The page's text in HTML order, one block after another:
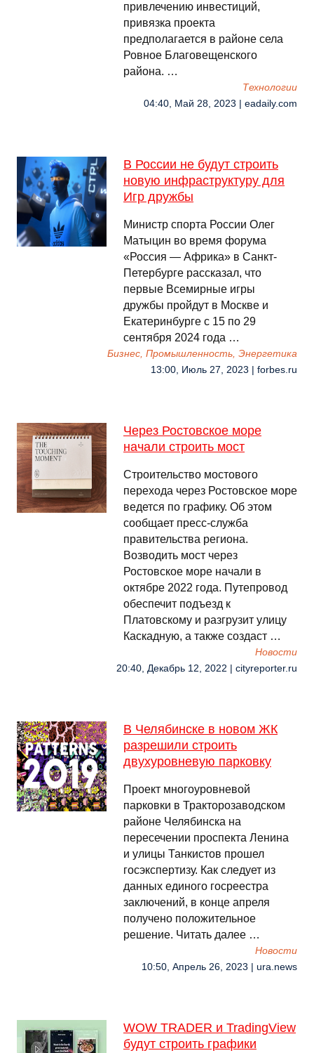
привлечению инвестиций,
привязка проекта
предполагается в районе села
Ровное Благовещенского
района. …
Технологии
04:40, Май 28, 2023 | eadaily.com
В России не будут строить
новую инфраструктуру для
Игр дружбы
Министр спорта России Олег
Матыцин во время форума
«Россия — Африка» в Санкт-
Петербурге рассказал, что
первые Всемирные игры
дружбы пройдут в Москве и
Екатеринбурге с 15 по 29
сентября 2024 года …
Бизнес, Промышленность, Энергетика
13:00, Июль 27, 2023 | forbes.ru
Через Ростовское море
начали строить мост
Строительство мостового
перехода через Ростовское море
ведется по графику. Об этом
сообщает пресс-служба
правительства региона.
Возводить мост через
Ростовское море начали в
октябре 2022 года. Путепровод
обеспечит подъезд к
Платовскому и разгрузит улицу
Каскадную, а также создаст …
Новости
20:40, Декабрь 12, 2022 | cityreporter.ru
В Челябинске в новом ЖК
разрешили строить
двухуровневую парковку
Проект многоуровневой
парковки в Тракторозаводском
районе Челябинска на
пересечении проспекта Ленина
и улицы Танкистов прошел
госэкспертизу. Как следует из
данных единого госреестра
заключений, в конце апреля
получено положительное
решение. Читать далее …
Новости
10:50, Апрель 26, 2023 | ura.news
WOW TRADER и TradingView
будут строить графики